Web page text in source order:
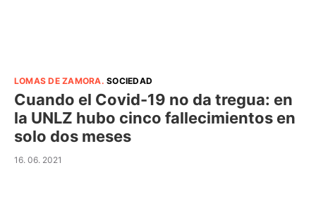
LOMAS DE ZAMORA.SOCIEDAD
Cuando el Covid-19 no da tregua: en
la UNLZ hubo cinco fallecimientos en
solo dos meses
16. 06. 2021